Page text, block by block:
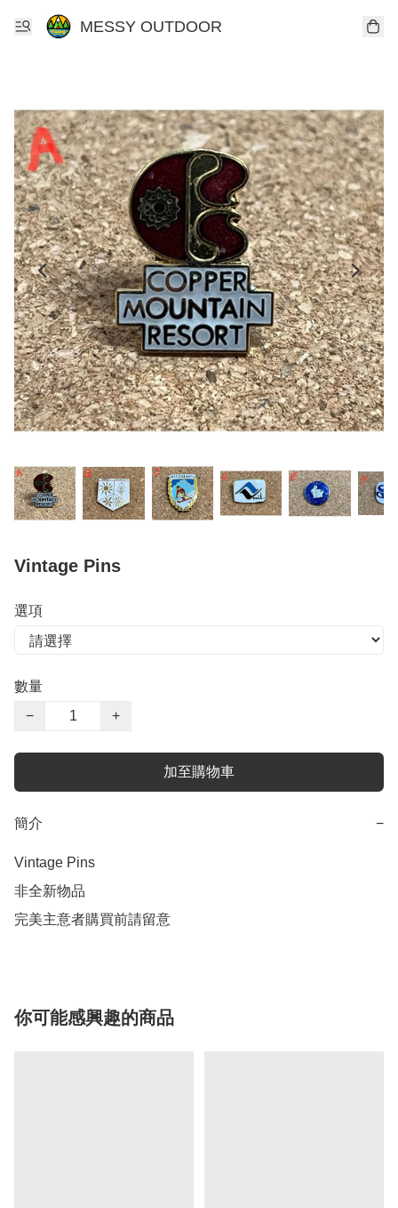
MESSY OUTDOOR
Vintage Pins
選項
數量
−
+
加至購物車
簡介 −
Vintage Pins
非全新物品
完美主意者購買前請留意
你可能感興趣的商品